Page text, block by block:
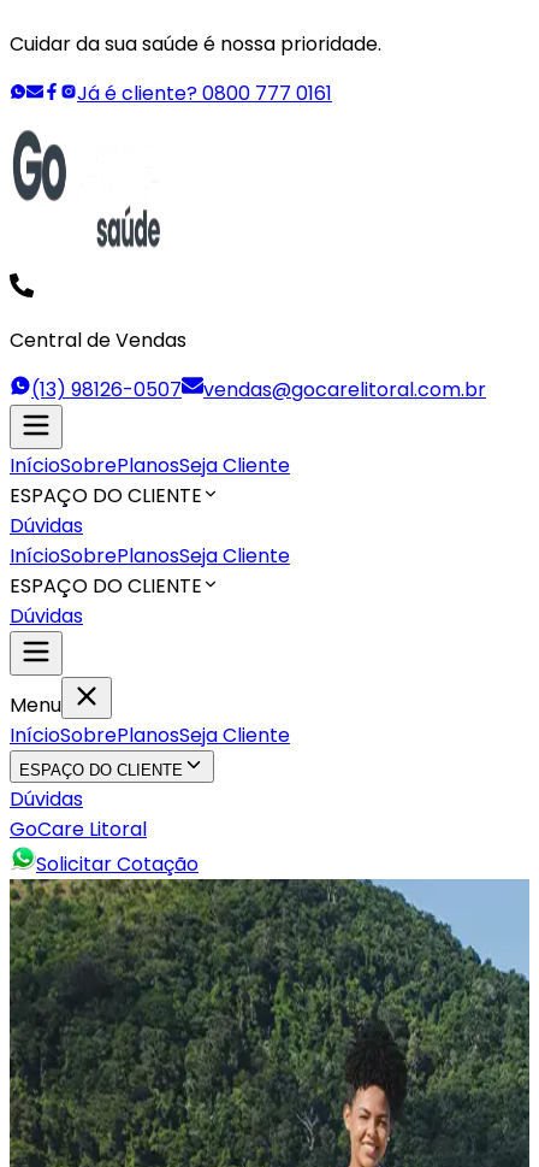
Cuidar da sua saúde é nossa prioridade.
Já é cliente? 0800 777 0161
Central de Vendas
(13) 98126-0507
vendas@gocarelitoral.com.br
InícioSobrePlanosSeja Cliente
ESPAÇO DO CLIENTE
Dúvidas
InícioSobrePlanosSeja Cliente
ESPAÇO DO CLIENTE
Dúvidas
Menu
InícioSobrePlanosSeja Cliente
ESPAÇO DO CLIENTE
Dúvidas
GoCare Litoral
Solicitar Cotação